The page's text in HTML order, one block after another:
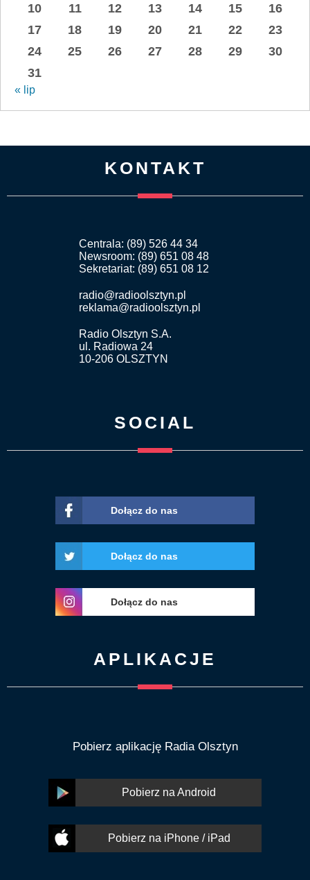
10
11 12 13 14 15
16
17
18 19 20 21 22
23
24
25 26 27 28 29
30
31
« lip
KONTAKT
Centrala: (89) 526 44 34
Newsroom: (89) 651 08 48
Sekretariat: (89) 651 08 12
radio@radioolsztyn.pl
reklama@radioolsztyn.pl
Radio Olsztyn S.A.
ul. Radiowa 24
10-206 OLSZTYN
SOCIAL
Dołącz do nas
Dołącz do nas
Dołącz do nas
APLIKACJE
Pobierz aplikację Radia Olsztyn
Pobierz na Android
Pobierz na iPhone / iPad